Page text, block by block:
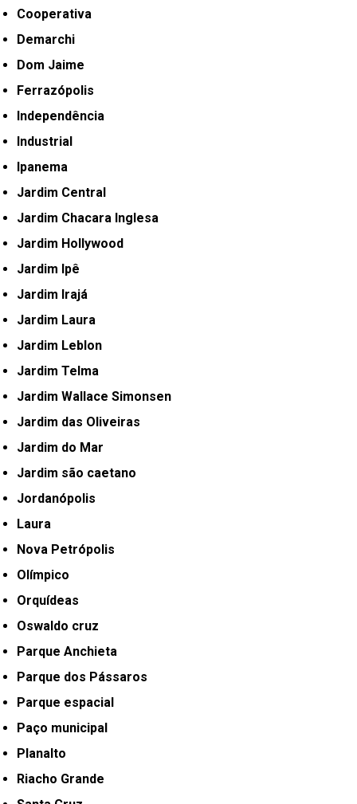
Cooperativa
Demarchi
Dom Jaime
Ferrazópolis
Independência
Industrial
Ipanema
Jardim Central
Jardim Chacara Inglesa
Jardim Hollywood
Jardim Ipê
Jardim Irajá
Jardim Laura
Jardim Leblon
Jardim Telma
Jardim Wallace Simonsen
Jardim das Oliveiras
Jardim do Mar
Jardim são caetano
Jordanópolis
Laura
Nova Petrópolis
Olímpico
Orquídeas
Oswaldo cruz
Parque Anchieta
Parque dos Pássaros
Parque espacial
Paço municipal
Planalto
Riacho Grande